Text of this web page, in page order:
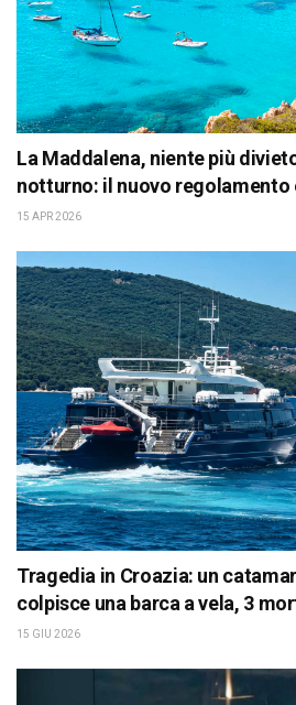
La Maddalena, niente più
notturno: il nuovo regolamento
15 APR 2026
Tragedia in Croazia: un
colpisce una barca a vela, 3
15 GIU 2026